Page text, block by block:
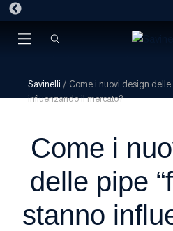
Savinelli / Come i nuovi design delle
influenzando il mercato?
Come i
delle pipe
stanno